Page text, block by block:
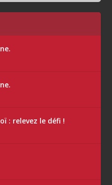
: relevez le défi !